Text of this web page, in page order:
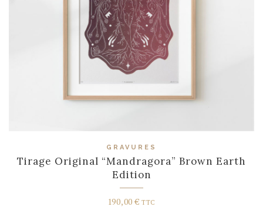
GRAVURES
Tirage Original “Mandragora” Brown Earth
Edition
190,00€ TTC